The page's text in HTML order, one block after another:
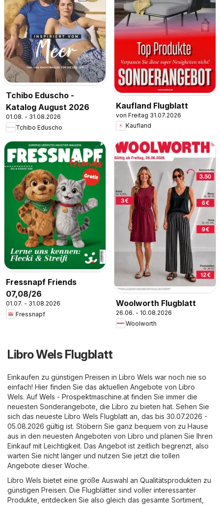
Tchibo Eduscho -
Katalog August 2026
01.08. - 31.08.2026
Tchibo Eduscho
Kaufland Flugblatt
von Freitag 31.07.2026
Kaufland
Fressnapf Friends
07,08/26
01.07. - 31.08.2026
Fressnapf
Woolworth Flugblatt
26.06. - 10.08.2026
Woolworth
Libro Wels Flugblatt
Einkaufen zu günstigen Preisen in Libro Wels war noch nie so
einfach! Hier finden Sie das aktuellen Angebote von Libro
Wels. Auf Wels - Prospektmaschine.at finden Sie immer die
neuesten Sonderangebote, die Libro zu bieten hat. Sehen Sie
sich das neueste Libro Wels Flugblatt an, das bis 30.07.2026 -
05.08.2026 gültig ist. Stöbern Sie ganz bequem von zu Hause
aus in den neuesten Angeboten von Libro und planen Sie Ihren
Einkauf mit Leichtigkeit. Das Angebot ist zeitlich begrenzt, also
warten Sie nicht länger und nutzen Sie jetzt die tollen
Angebote dieser Woche.
Libro Wels bietet eine große Auswahl an Qualitätsprodukten zu
günstigen Preisen. Die Flugblätter sind voller interessanter
Produkte, entdecken Sie also gleich das gesamte Sortiment,